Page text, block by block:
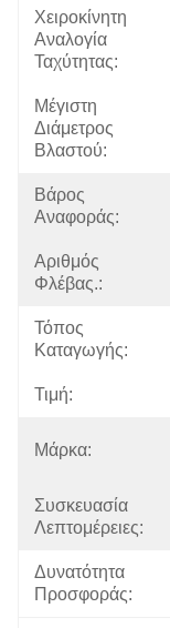
Χειροκίνητη
Αναλογία
Ταχύτητας:
Μέγιστη
Διάμετρος
Βλαστού:
Βάρος
Αναφοράς:
Αριθμός
Φλέβας.:
Τόπος
Καταγωγής:
Τιμή:
Μάρκα:
Συσκευασία
Λεπτομέρειες:
Δυνατότητα
Προσφοράς: